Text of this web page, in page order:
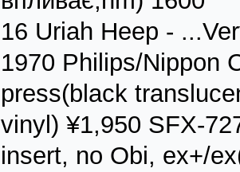
16 Uriah Heep -
1970 Philips/Nippon
press(black
vinyl) ¥1,950 SFX-
insert, no Obi, ex+/